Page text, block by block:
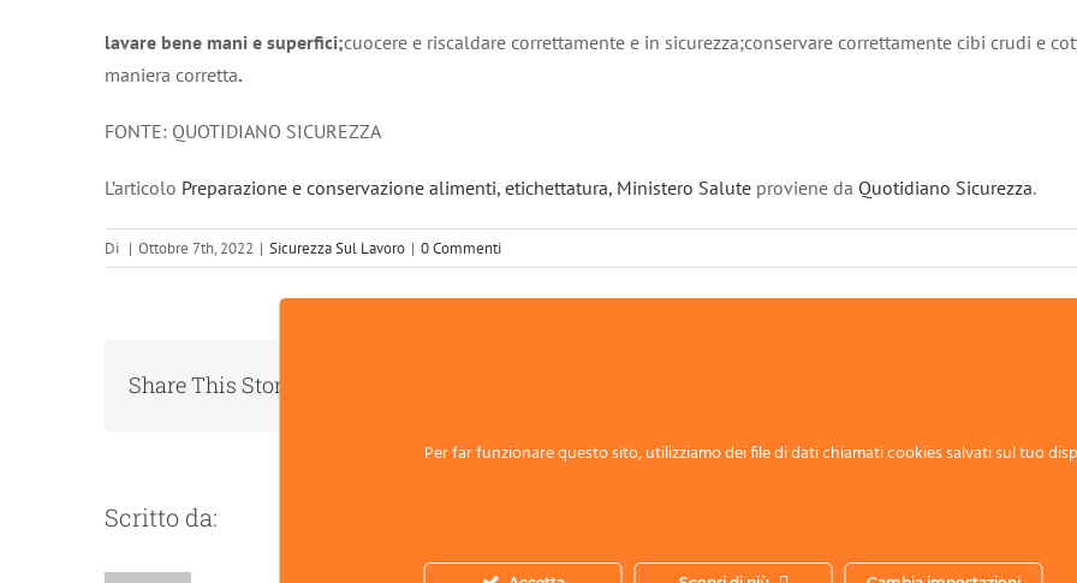
lavare bene mani e superfici;cuocere e riscaldare correttamente e in sicurezza;conservare correttamente cibi crudi e
maniera corretta.
FONTE: QUOTIDIANO SICUREZZA
L’articolo Preparazione e conservazione alimenti, etichettatura, Ministero Salute proviene da Quotidiano Sicurezza.
Di | Ottobre 7th, 2022 | Sicurezza Sul Lavoro | 0 Commenti
Share This Story, Choose Your Platform!
Scritto da:
Per far funzionare questo sito, utilizziamo dei file di dati chiamati cookies salvati sul tuo